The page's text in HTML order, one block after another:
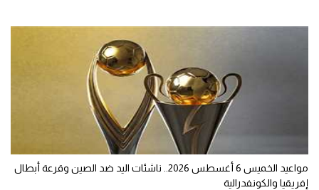
مواعيد الخميس 6 أغسطس 2026.. ناشئات اليد ضد الصين وقرعة أبطال
إفريقيا والكونفدرالية